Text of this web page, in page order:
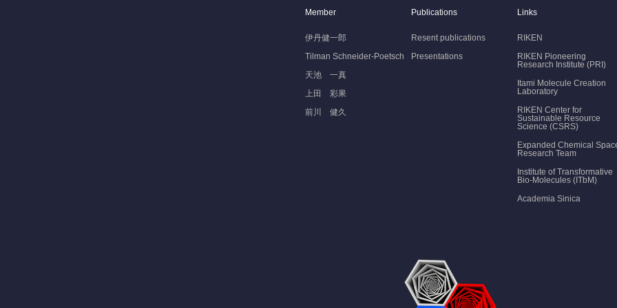
Member
伊丹健一郎
Tilman Schneider-Poetsch
天池 一真
上田 彩果
前川 健久
Publications
Resent publications
Presentations
Links
RIKEN
RIKEN Pioneering
Research Institute (PRI)
Itami Molecule Creation
Laboratory
RIKEN Center for
Sustainable Resource
Science (CSRS)
Expanded Chemical
Research Team
Institute of Transformative
Bio-Molecules (ITbM)
Academia Sinica